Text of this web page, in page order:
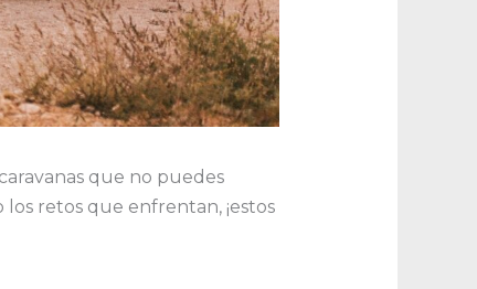
que no puedes
los retos que enfrentan, ¡estos